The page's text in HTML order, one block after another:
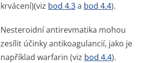
krvácení)(viz bod 4.3a bod 4.4).
Nesteroidní antirevmatika mohou
zesílit účinky antikoagulancií, jako je
například warfarin (viz bod 4.4).